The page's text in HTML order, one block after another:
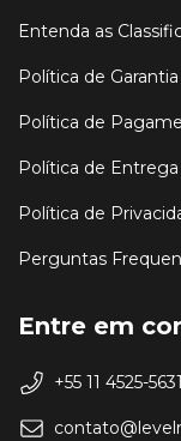
Entenda as
Política de Garantia
Política de
Política de Entrega
Política de
Perguntas
Entre em
+55 11 4525-5631